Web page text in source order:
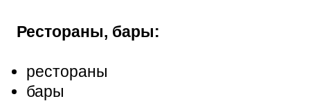
Рестораны, бары:
рестораны
бары